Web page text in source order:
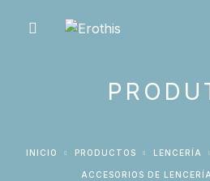
INICIO PRODUCTOS LENCERÍA
ACCESORIOS DE